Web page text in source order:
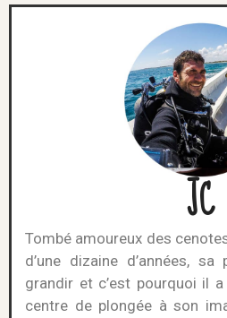
JC
Tombé amoureux des
d’une dizaine d’années,
grandir et c’est pourquoi il
centre de plongée à son